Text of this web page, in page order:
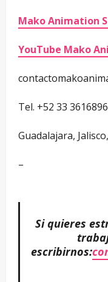
Mako Animation
YouTube Mako
Tel. +52 33
Guadalajara,
–
Si quieres
escribirnos: